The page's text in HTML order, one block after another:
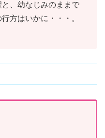
、幼なじみのままで
方はいかに・・・。